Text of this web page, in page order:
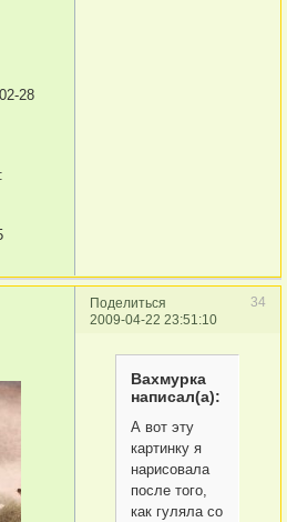
28
Поделиться
34
2009-04-22 23:51:10
Вахмурка
написал(а):
А вот эту
картинку я
нарисовала
после того,
как гуляла со